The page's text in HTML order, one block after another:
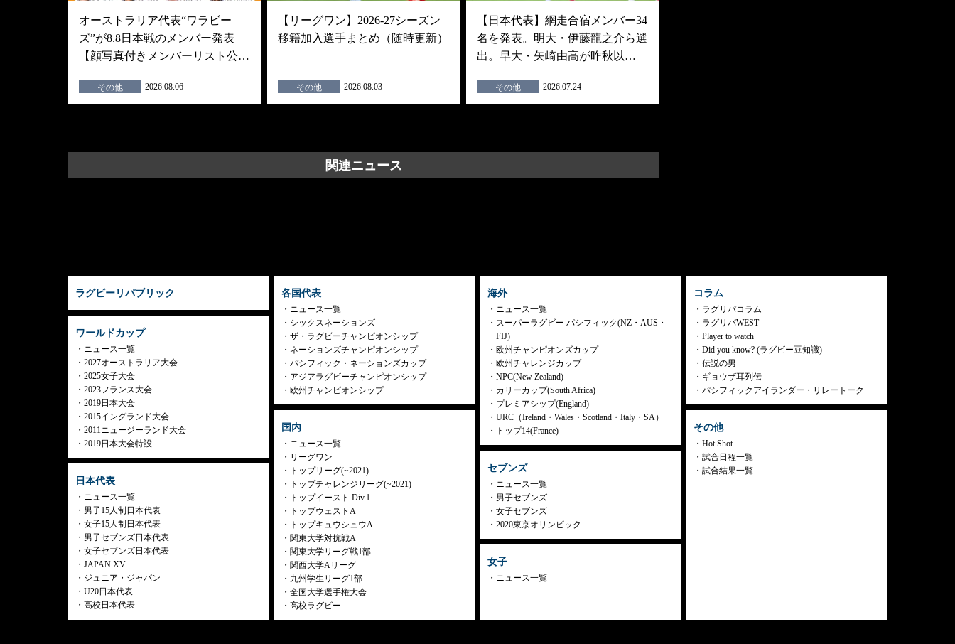
オーストラリア代表“ワラビー
ズ”が8.8日本戦のメンバー発表
【顔写真付きメンバーリスト公…
その他 2026.08.06
【リーグワン】2026-27シーズン
移籍加入選手まとめ（随時更新）
その他 2026.08.03
【日本代表】網走合宿メンバー34
名を発表。明大・伊藤龍之介ら選
出。早大・矢崎由高が昨秋以…
その他 2026.07.24
関連ニュース
ラグビーリパブリック
ワールドカップ
ニュース一覧
2027オーストラリア大会
2025女子大会
2023フランス大会
2019日本大会
2015イングランド大会
2011ニュージーランド大会
2019日本大会特設
日本代表
ニュース一覧
男子15人制日本代表
女子15人制日本代表
男子セブンズ日本代表
女子セブンズ日本代表
JAPAN XV
ジュニア・ジャパン
U20日本代表
高校日本代表
各国代表
ニュース一覧
シックスネーションズ
ザ・ラグビーチャンピオンシップ
ネーションズチャンピオンシップ
パシフィック・ネーションズカップ
アジアラグビーチャンピオンシップ
欧州チャンピオンシップ
国内
ニュース一覧
リーグワン
トップリーグ(~2021)
トップチャレンジリーグ(~2021)
トップイースト Div.1
トップウェストA
トップキュウシュウA
関東大学対抗戦A
関東大学リーグ戦1部
関西大学Aリーグ
九州学生リーグ1部
全国大学選手権大会
高校ラグビー
海外
ニュース一覧
スーパーラグビー パシフィック(NZ・AUS・
FIJ)
欧州チャンピオンズカップ
欧州チャレンジカップ
NPC(New Zealand)
カリーカップ(South Africa)
プレミアシップ(England)
URC（Ireland・Wales・Scotland・Italy・SA）
トップ14(France)
セブンズ
ニュース一覧
男子セブンズ
女子セブンズ
2020東京オリンピック
女子
ニュース一覧
コラム
ラグリパコラム
ラグリパWEST
Player to watch
Did you know? (ラグビー豆知識)
伝説の男
ギョウザ耳列伝
パシフィックアイランダー・リレートーク
その他
Hot Shot
試合日程一覧
試合結果一覧